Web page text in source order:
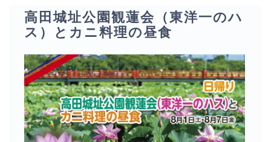
高田城址公園観蓮会（東洋一のハ
ス）とカニ料理の昼食